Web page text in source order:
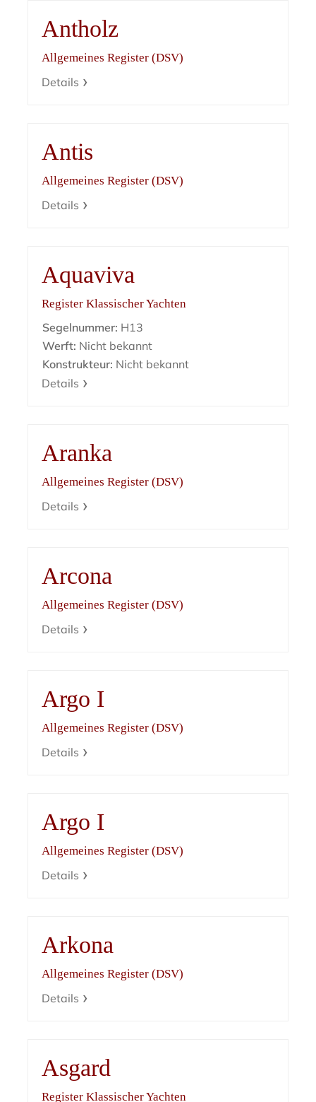
Antholz
Allgemeines Register (DSV)
Details
Antis
Allgemeines Register (DSV)
Details
Aquaviva
Register Klassischer Yachten
Segelnummer: H13
Werft: Nicht bekannt
Konstrukteur: Nicht bekannt
Details
Aranka
Allgemeines Register (DSV)
Details
Arcona
Allgemeines Register (DSV)
Details
Argo I
Allgemeines Register (DSV)
Details
Argo I
Allgemeines Register (DSV)
Details
Arkona
Allgemeines Register (DSV)
Details
Asgard
Register Klassischer Yachten